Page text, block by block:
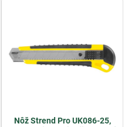
Nôž Strend Pro UK086-25,